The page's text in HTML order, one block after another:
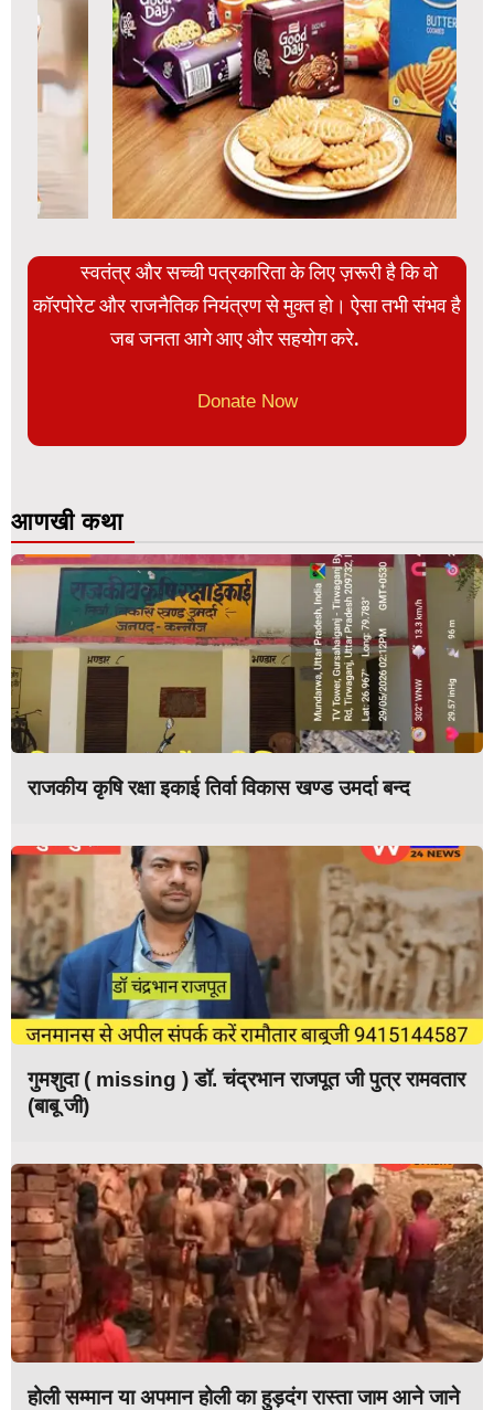
स्वतंत्र और सच्ची पत्रकारिता के लिए ज़रूरी है कि वो
कॉरपोरेट और राजनैतिक नियंत्रण से मुक्त हो। ऐसा तभी संभव है
जब जनता आगे आए और सहयोग करे.
Donate Now
आणखी कथा
राजकीय कृषि रक्षा इकाई तिर्वा विकास खण्ड उमर्दा बन्द
गुमशुदा ( missing ) डॉ. चंद्रभान राजपूत जी पुत्र रामवतार
(बाबू जी)
होली सम्मान या अपमान होली का हुड़दंग रास्ता जाम आने जाने